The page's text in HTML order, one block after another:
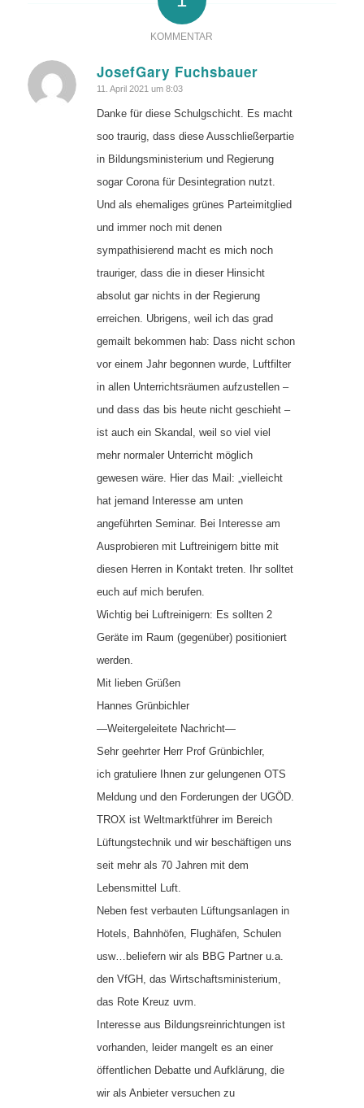
KOMMENTAR
JosefGary Fuchsbauer
sagte:
11. April 2021 um 8:03
Danke für diese Schulgschicht. Es macht
soo traurig, dass diese Ausschließerpartie
in Bildungsministerium und Regierung
sogar Corona für Desintegration nutzt.
Und als ehemaliges grünes Parteimitglied
und immer noch mit denen
sympathisierend macht es mich noch
trauriger, dass die in dieser Hinsicht
absolut gar nichts in der Regierung
erreichen. Ubrigens, weil ich das grad
gemailt bekommen hab: Dass nicht schon
vor einem Jahr begonnen wurde, Luftfilter
in allen Unterrichtsräumen aufzustellen –
und dass das bis heute nicht geschieht –
ist auch ein Skandal, weil so viel viel
mehr normaler Unterricht möglich
gewesen wäre. Hier das Mail: „vielleicht
hat jemand Interesse am unten
angeführten Seminar. Bei Interesse am
Ausprobieren mit Luftreinigern bitte mit
diesen Herren in Kontakt treten. Ihr solltet
euch auf mich berufen.
Wichtig bei Luftreinigern: Es sollten 2
Geräte im Raum (gegenüber) positioniert
werden.
Mit lieben Grüßen
Hannes Grünbichler
—Weitergeleitete Nachricht—
Sehr geehrter Herr Prof Grünbichler,
ich gratuliere Ihnen zur gelungenen OTS
Meldung und den Forderungen der UGÖD.
TROX ist Weltmarktführer im Bereich
Lüftungstechnik und wir beschäftigen uns
seit mehr als 70 Jahren mit dem
Lebensmittel Luft.
Neben fest verbauten Lüftungsanlagen in
Hotels, Bahnhöfen, Flughäfen, Schulen
usw…beliefern wir als BBG Partner u.a.
den VfGH, das Wirtschaftsministerium,
das Rote Kreuz uvm.
Interesse aus Bildungsreinrichtungen ist
vorhanden, leider mangelt es an einer
öffentlichen Debatte und Aufklärung, die
wir als Anbieter versuchen zu